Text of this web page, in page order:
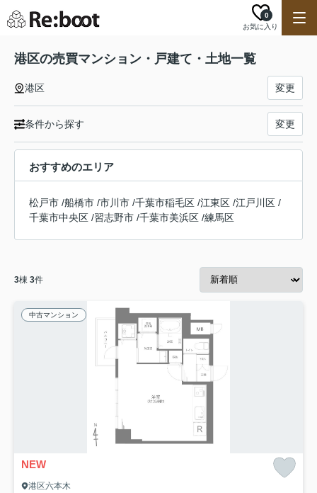
お気に入り
0
港区の売買マンション・戸建て・土地一覧
港区 変更
条件から探す 変更
おすすめのエリア
松戸市 /船橋市 /市川市 /千葉市稲毛区 /江東区 /江戸川区 /
千葉市中央区 /習志野市 /千葉市美浜区 /練馬区
3棟 3件
中古マンション
NEW
港区六本木